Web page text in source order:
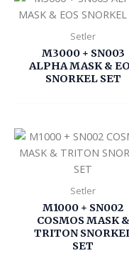
Setler
M3000 + SN003
ALPHA MASK &
SNORKEL SET
Setler
M1000 + SN002
COSMOS MASK &
TRITON
SET